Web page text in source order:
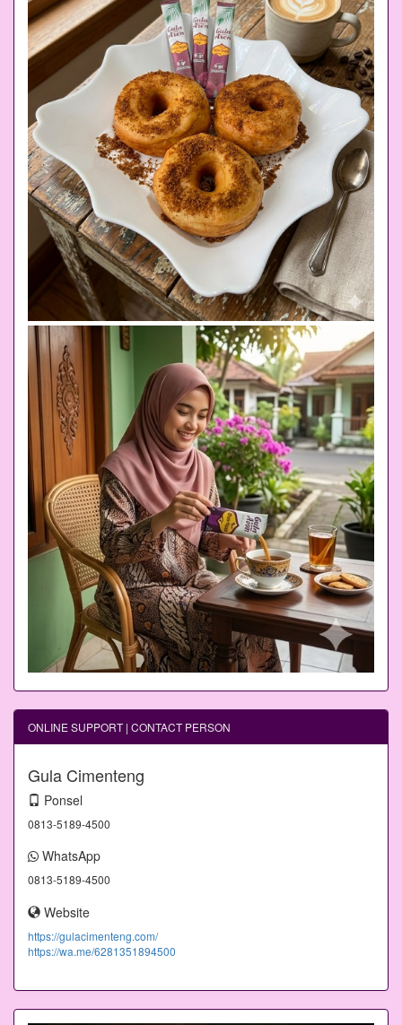
ONLINE SUPPORT | CONTACT PERSON
Gula Cimenteng
Ponsel
0813-5189-4500
WhatsApp
0813-5189-4500
Website
https://gulacimenteng.com/
https://wa.me/6281351894500